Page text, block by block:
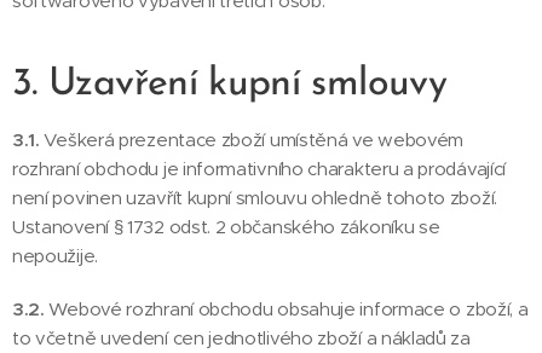
3. Uzavření kupní smlouvy
3.1.Veškerá prezentace zboží umístěná ve webovém
rozhraní obchodu je informativního charakteru a prodávající
není povinen uzavřít kupní smlouvu ohledně tohoto zboží.
Ustanovení § 1732 odst. 2 občanského zákoníku se
nepoužije.
3.2.Webové rozhraní obchodu obsahuje informace o zboží, a
to včetně uvedení cen jednotlivého zboží a nákladů za